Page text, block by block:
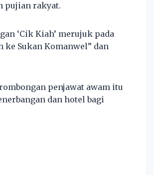
pujian rakyat.
‘Cik Kiah’ merujuk pada
ke Sukan Komanwel” dan
penjawat awam itu
dan hotel bagi